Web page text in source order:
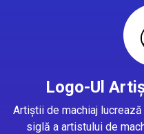
Logo-Ul
Artiștii de machiaj
siglă a artistului de